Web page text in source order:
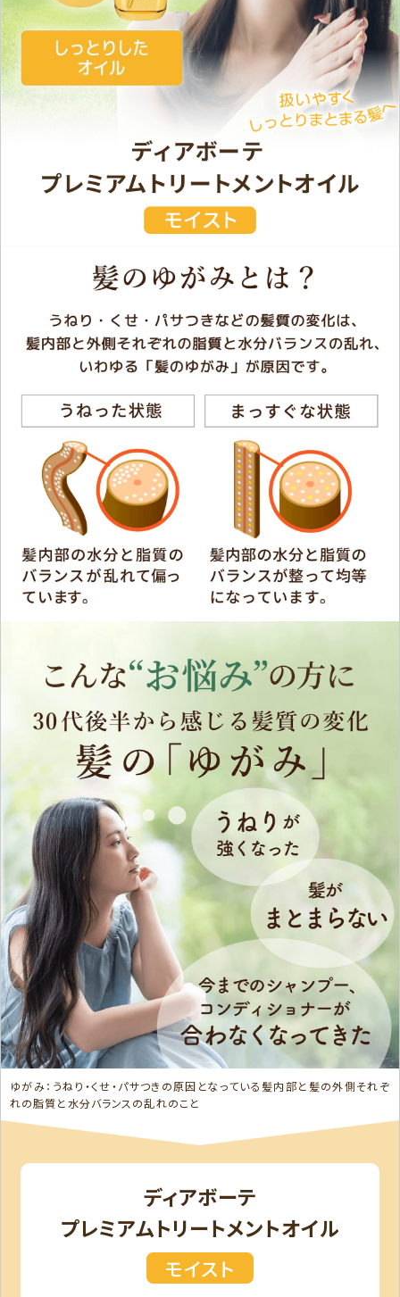
ゆがみ：うねり・くせ・パサつきの原因となっている髪内部と髪の外側それぞ
れの脂質と水分バランスの乱れのこと
ディアボーテ
プレミアムトリートメントオイル
モイスト